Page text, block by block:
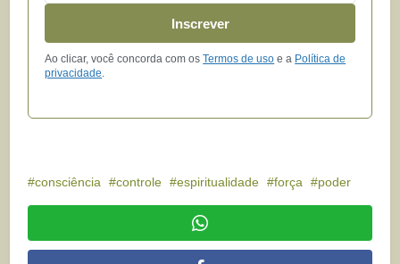
Inscrever
Ao clicar, você concorda com osTermos de uso e a Política de
privacidade.
consciência controle espiritualidade força poder